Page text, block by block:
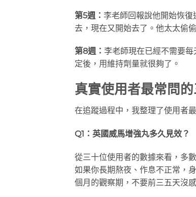
第5週： 李老師回報說他開始恢
去，現在又開始去了。他太太偷
第8週： 李老師現在已經不需要
定後，用維持劑量就很夠了。
真實使用者最常問
在追蹤過程中，我整理了使用者
Q1：英國威馬增強丸多久見效？
從三十位使用者的數據來看，多
如果你長期熬夜、作息不正常，
個月的觀察期，不要前三五天沒